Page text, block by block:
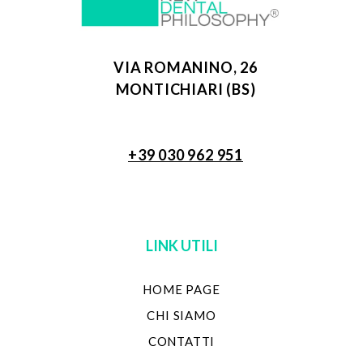
VIA ROMANINO, 26
MONTICHIARI (BS)
+39 030 962 951
LINK UTILI
HOME PAGE
CHI SIAMO
CONTATTI